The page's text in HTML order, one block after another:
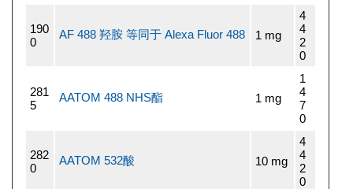
190
0
AF 488 羟胺 等同于 Alexa Fluor 488 1 mg
4
4
2
0
281
5
AATOM 488 NHS酯 1 mg
1
4
7
0
282
0
AATOM 532酸 10 mg
4
4
2
0